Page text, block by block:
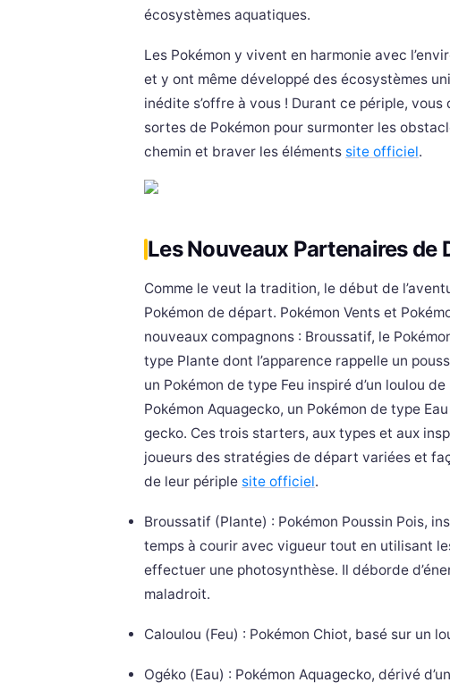
écosystèmes aquatiques.
Les Pokémon y vivent en harmonie avec
et y ont même développé des écosystèmes
inédite s’offre à vous ! Durant ce périple,
sortes de Pokémon pour surmonter les
chemin et braver les éléments site officiel.
Les Nouveaux Partenaires de
Comme le veut la tradition, le début de
Pokémon de départ. Pokémon Vents et
nouveaux compagnons : Broussatif, le
type Plante dont l’apparence rappelle un
un Pokémon de type Feu inspiré d’un loulou
Pokémon Aquagecko, un Pokémon de type
gecko. Ces trois starters, aux types et aux
joueurs des stratégies de départ variées et
de leur périple site officiel.
Broussatif (Plante) : Pokémon Poussin Pois,
temps à courir avec vigueur tout en utilisant
effectuer une photosynthèse. Il déborde
maladroit.
Caloulou (Feu) : Pokémon Chiot, basé sur un
Ogéko (Eau) : Pokémon Aquagecko, dérivé